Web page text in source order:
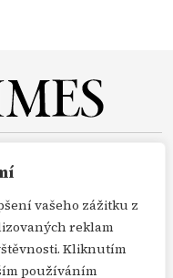
vašeho zážitku z
reklam
Kliknutím
používáním